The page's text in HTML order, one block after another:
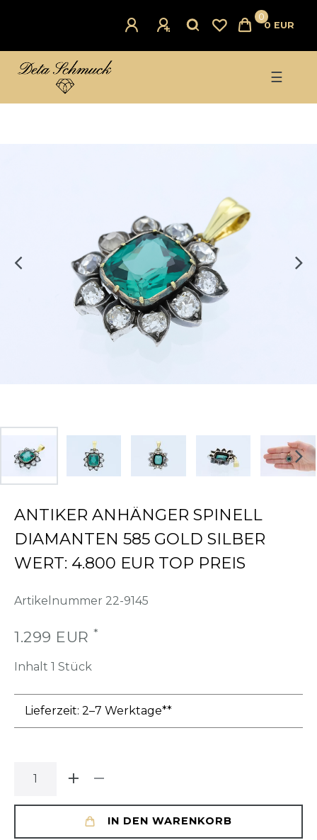
0
0 EUR
☰
ANTIKER ANHÄNGER SPINELL
DIAMANTEN 585 GOLD SILBER
WERT: 4.800 EUR TOP PREIS
Artikelnummer 22-9145
1.299 EUR *
Inhalt 1 Stück
Lieferzeit: 2–7 Werktage**
IN DEN WARENKORB